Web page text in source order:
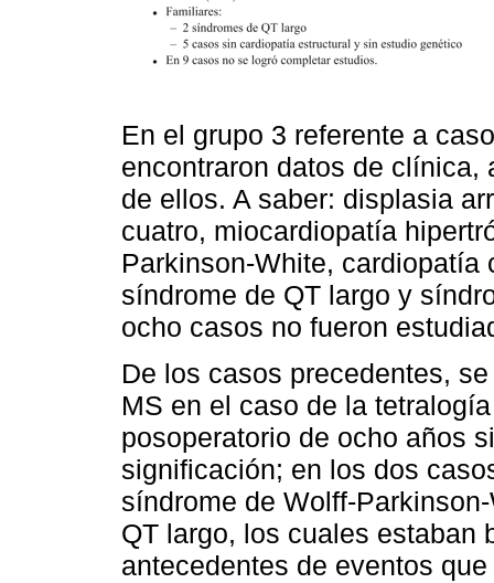
En el grupo 3 referente a
encontraron datos de
de ellos. A saber: displasia
cuatro, miocardiopatía
Parkinson-White, cardiopatía
síndrome de QT largo y
ocho casos no fueron
De los casos precedentes,
MS en el caso de la
posoperatorio de ocho años
significación; en los dos
síndrome de Wolff-
QT largo, los cuales estaban
antecedentes de eventos